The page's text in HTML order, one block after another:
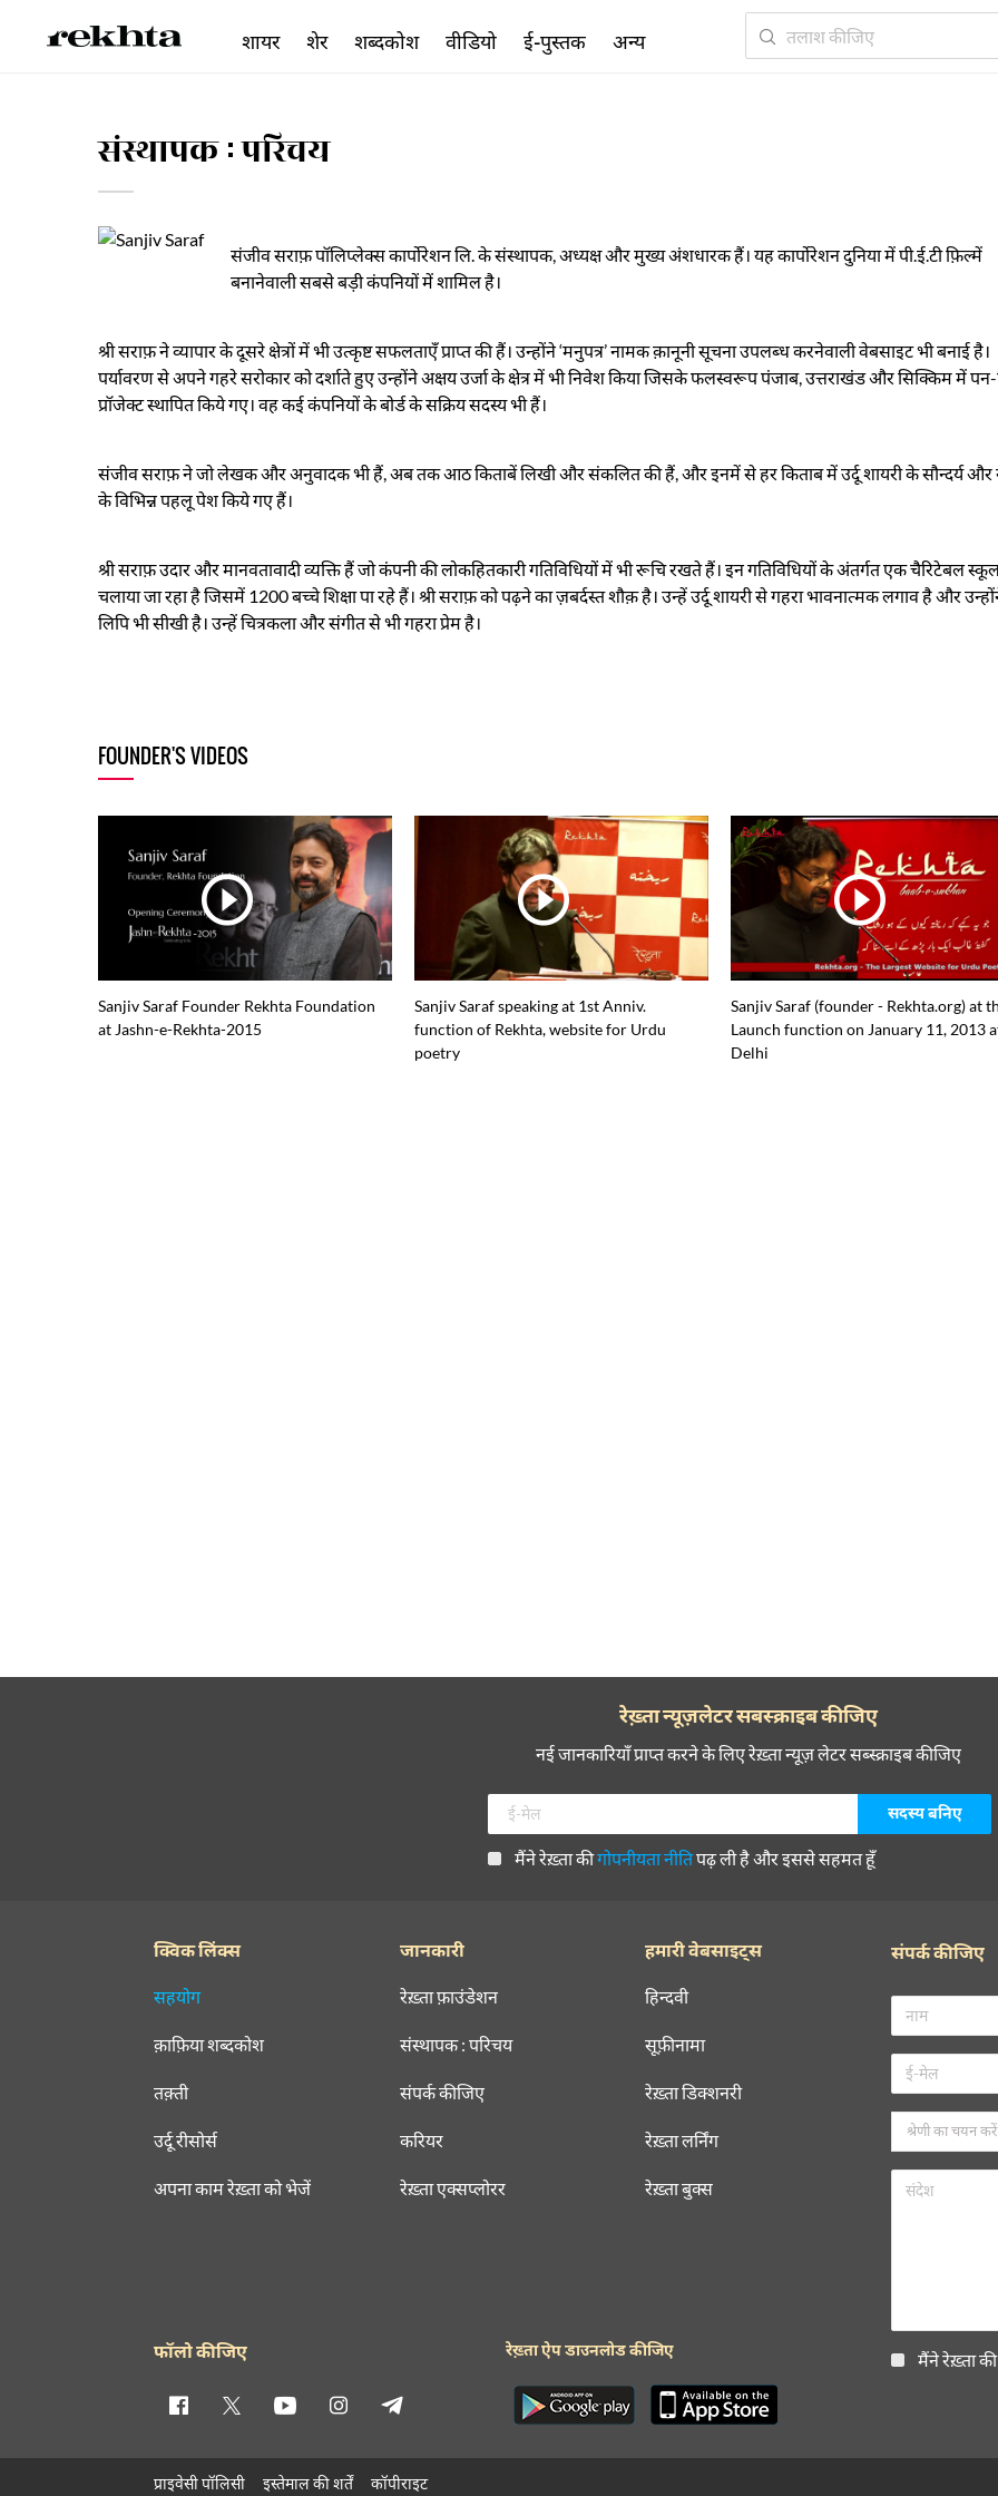
संस्थापक : परिचय
संजीव सराफ़ पॉलिप्लेक्स कार्पोरेशन लि. के संस्थापक, अध्यक्ष और मुख्य अंशधारक हैं। यह कार्पोरेशन दुनिया में पी.ई.टी फ़िल्में
बनानेवाली सबसे बड़ी कंपनियों में शामिल है।
श्री सराफ़ ने व्यापार के दूसरे क्षेत्रों में भी उत्कृष्ट सफलताएँ प्राप्त की हैं। उन्होंने ‘मनुपत्र’ नामक क़ानूनी सूचना उपलब्ध करनेवाली वेबसाइट भी बनाई है।
पर्यावरण से अपने गहरे सरोकार को दर्शाते हुए उन्होंने अक्षय उर्जा के क्षेत्र में भी निवेश किया जिसके फलस्वरूप पंजाब, उत्तराखंड और सिक्किम में
प्रॉजेक्ट स्थापित किये गए। वह कई कंपनियों के बोर्ड के सक्रिय सदस्य भी हैं।
संजीव सराफ़ ने जो लेखक और अनुवादक भी हैं, अब तक आठ किताबें लिखी और संकलित की हैं, और इनमें से हर किताब में उर्दू शायरी के सौन्दर्य और
के विभिन्न पहलू पेश किये गए हैं।
श्री सराफ़ उदार और मानवतावादी व्यक्ति हैं जो कंपनी की लोकहितकारी गतिविधियों में भी रूचि रखते हैं। इन गतिविधियों के अंतर्गत एक चैरिटेबल
चलाया जा रहा है जिसमें 1200 बच्चे शिक्षा पा रहे हैं। श्री सराफ़ को पढ़ने का ज़बर्दस्त शौक़ है। उन्हें उर्दू शायरी से गहरा भावनात्मक लगाव है और
लिपि भी सीखी है। उन्हें चित्रकला और संगीत से भी गहरा प्रेम है।
FOUNDER'S VIDEOS
Sanjiv Saraf Founder Rekhta Foundation
at Jashn-e-Rekhta-2015
Sanjiv Saraf speaking at 1st Anniv.
function of Rekhta, website for Urdu
poetry
Sanjiv Saraf (founder - Rekhta.org) at
Launch function on January 11, 2013
Delhi
शायर शेर शब्दकोश वीडियो ई-पुस्तक अन्य
रेख़्ता न्यूज़लेटर सबस्क्राइब कीजिए
नई जानकारियाँ प्राप्त करने के लिए रेख़्ता न्यूज़ लेटर सब्स्क्राइब कीजिए
मैंने रेख़्ता कीगोपनीयता नीतिपढ़ ली है और इससे सहमत हूँ
क्विक लिंक्स
सहयोग
क़ाफ़िया शब्दकोश
तक़्ती
उर्दू रीसोर्स
अपना काम रेख़्ता को भेजें
जानकारी
रेख़्ता फ़ाउंडेशन
संस्थापक : परिचय
संपर्क कीजिए
करियर
रेख़्ता एक्सप्लोरर
हमारी वेबसाइट्स
हिन्दवी
सूफ़ीनामा
रेख़्ता डिक्शनरी
रेख़्ता लर्निंग
रेख़्ता बुक्स
संपर्क कीजिए
मैंने रेख़्ता
फॉलो कीजिए रेख़्ता ऐप डाउनलोड कीजिए
प्राइवेसी पॉलिसी इस्तेमाल की शर्तें कॉपीराइट